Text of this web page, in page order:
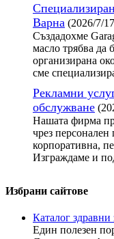
Варна (2026/7/
Създадохме
масло трябва да
организирана
сме
Рекламни
обслужване
Нашата фирма
чрез
корпоративна,
Изграждаме и
Избрани сайтове
Каталог здравни
Един полезен